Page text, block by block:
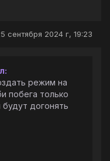
сентября 2024 г, 19:23
режим на
побега только
догонять